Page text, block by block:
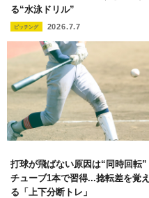
る“水泳ドリル”
ピッチング 2026.7.7
打球が飛ばない原因は“同時回転”
チューブ1本で習得...捻転差を覚え
る「上下分断トレ」